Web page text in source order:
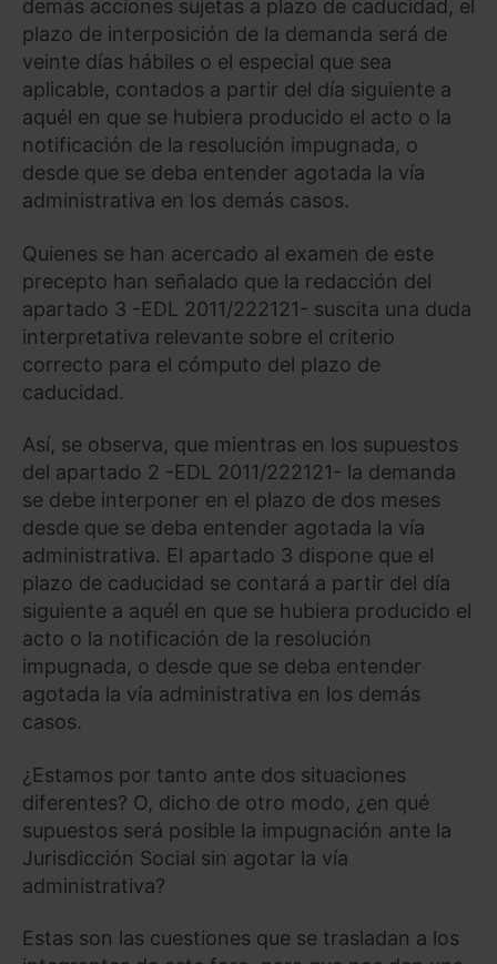
demás acciones sujetas a plazo de caducidad, el
plazo de interposición de la demanda será de
veinte días hábiles o el especial que sea
aplicable, contados a partir del día siguiente a
aquél en que se hubiera producido el acto o la
notificación de la resolución impugnada, o
desde que se deba entender agotada la vía
administrativa en los demás casos.
Quienes se han acercado al examen de este
precepto han señalado que la redacción del
apartado 3 -EDL 2011/222121- suscita una duda
interpretativa relevante sobre el criterio
correcto para el cómputo del plazo de
caducidad.
Así, se observa, que mientras en los supuestos
del apartado 2 -EDL 2011/222121- la demanda
se debe interponer en el plazo de dos meses
desde que se deba entender agotada la vía
administrativa. El apartado 3 dispone que el
plazo de caducidad se contará a partir del día
siguiente a aquél en que se hubiera producido el
acto o la notificación de la resolución
impugnada, o desde que se deba entender
agotada la vía administrativa en los demás
casos.
¿Estamos por tanto ante dos situaciones
diferentes? O, dicho de otro modo, ¿en qué
supuestos será posible la impugnación ante la
Jurisdicción Social sin agotar la vía
administrativa?
Estas son las cuestiones que se trasladan a los